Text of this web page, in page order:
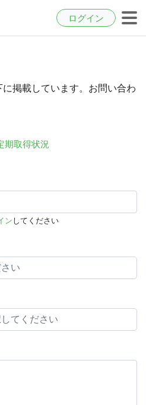
ログイン
掲載しています。お問い合わ
期取得状況
ン してください